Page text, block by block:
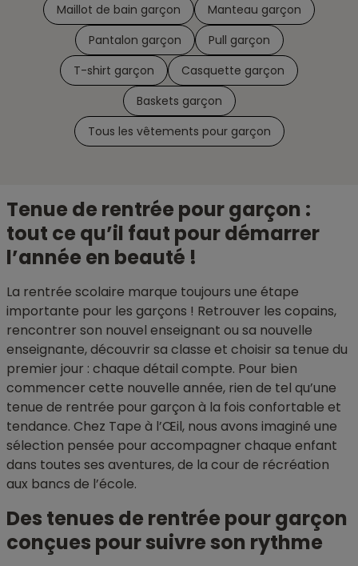
Maillot de bain garçon
Manteau garçon
Pantalon garçon
Pull garçon
T-shirt garçon
Casquette garçon
Baskets garçon
Tous les vêtements pour garçon
Tenue de rentrée pour garçon :
tout ce qu’il faut pour démarrer
l’année en beauté !
La rentrée scolaire marque toujours une étape
importante pour les garçons ! Retrouver les copains,
rencontrer son nouvel enseignant ou sa nouvelle
enseignante, découvrir sa classe et choisir sa tenue du
premier jour : chaque détail compte. Pour bien
commencer cette nouvelle année, rien de tel qu’une
tenue de rentrée pour garçon à la fois confortable et
tendance. Chez Tape à l’Œil, nous avons imaginé une
sélection pensée pour accompagner chaque enfant
dans toutes ses aventures, de la cour de récréation
aux bancs de l’école.
Des tenues de rentrée pour garçon
conçues pour suivre son rythme